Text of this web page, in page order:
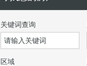
关键词查询
区域